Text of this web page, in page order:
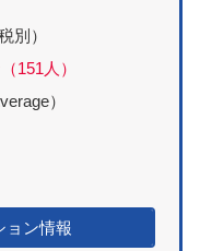
別）
151人）
）
ョン情報